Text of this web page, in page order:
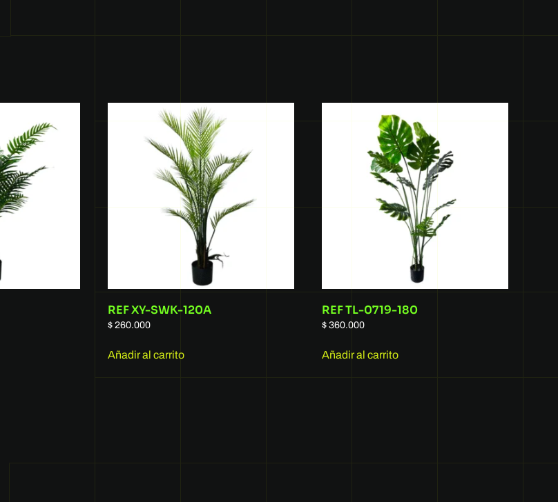
REF XY-SWK-120A
$ 260.000
Añadir al carrito
REF TL-0719-180
$ 360.000
Añadir al carrito